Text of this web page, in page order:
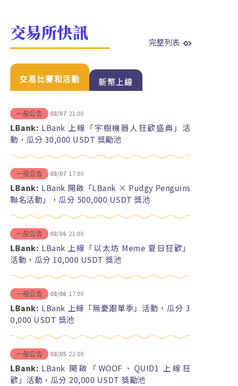
交易所快訊 完整列表
交易比賽和活動 新幣上線
一般公告 08/07 21:00
LBank: LBank 上線「宇樹機器人狂歡盛典」活
動，瓜分 30,000 USDT 獎勵池
一般公告 08/07 17:00
LBank: LBank 開啟「LBank × Pudgy Penguins
聯名活動」，瓜分 500,000 USDT 獎池
一般公告 08/06 21:00
LBank: LBank 上線「以太坊 Meme 夏日狂歡」
活動，瓜分 10,000 USDT 獎池
一般公告 08/06 17:00
LBank: LBank 上線「無憂跟單季」活動，瓜分 3
0,000 USDT 獎池
一般公告 08/05 22:00
LBank: LBank 開啟「WOOF、QUID1 上線狂
歡」活動，瓜分 20,000 USDT 獎勵池